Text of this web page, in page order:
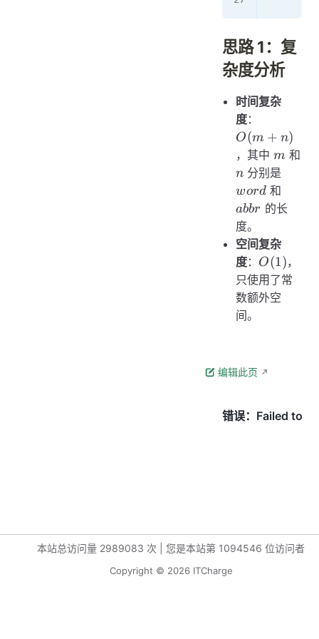
思路 1：复
杂度分析
时间复杂
度：
+ n)
O(m + n)
，其中m
m 和
n
n 分别是
word 和
abbr 的长
度。
空间复杂
度： O(1)
O(1)，
只使用了常
数额外空
间。
编辑此页
本站总访问量 2989083 次 您是本站第 1094546 位访问者
Copyright © 2026 ITCharge